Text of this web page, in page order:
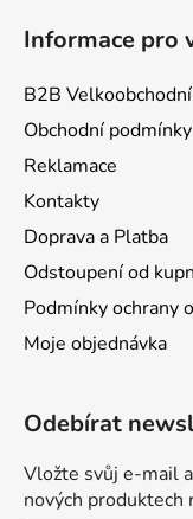
Informace pro
B2B
Obchodní podmínky
Reklamace
Kontakty
Doprava a Platba
Odstoupení od
Podmínky ochrany
Moje objednávka
Odebírat
Vložte svůj e-mail
nových produktech